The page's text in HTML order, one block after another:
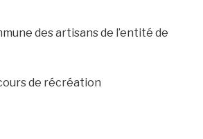
des artisans de l’entité de
de récréation